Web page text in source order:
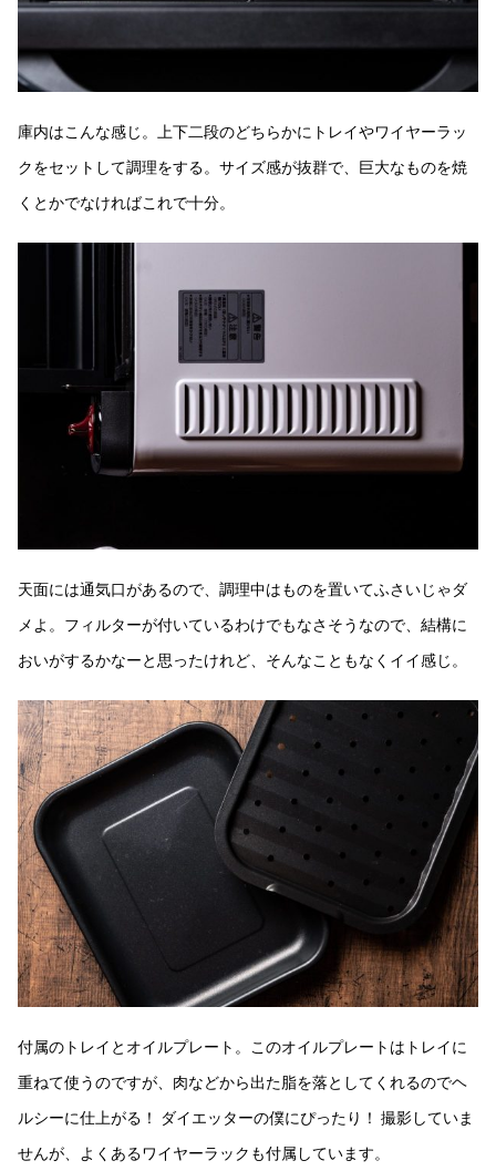
庫内はこんな感じ。上下二段のどちらかにトレイやワイヤーラッ
クをセットして調理をする。サイズ感が抜群で、巨大なものを焼
くとかでなければこれで十分。
天面には通気口があるので、調理中はものを置いてふさいじゃダ
メよ。フィルターが付いているわけでもなさそうなので、結構に
おいがするかなーと思ったけれど、そんなこともなくイイ感じ。
付属のトレイとオイルプレート。このオイルプレートはトレイに
重ねて使うのですが、肉などから出た脂を落としてくれるのでヘ
ルシーに仕上がる！ ダイエッターの僕にぴったり！ 撮影していま
せんが、よくあるワイヤーラックも付属しています。